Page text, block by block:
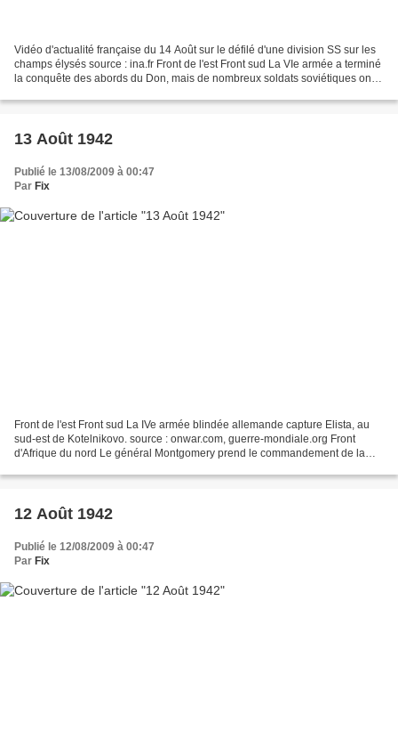
Vidéo d'actualité française du 14 Août sur le défilé d'une division SS sur les
champs élysés source : ina.fr Front de l'est Front sud La VIe armée a terminé
la conquête des abords du Don, mais de nombreux soldats soviétiques ont
13 Août 1942
Publié le 13/08/2009 à 00:47
Par Fix
Front de l'est Front sud La IVe armée blindée allemande capture Elista, au
sud-est de Kotelnikovo. source : onwar.com, guerre-mondiale.org Front
d'Afrique du nord Le général Montgomery prend le commandement de la
12 Août 1942
Publié le 12/08/2009 à 00:47
Par Fix